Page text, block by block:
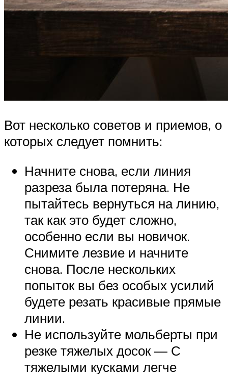
Вот несколько советов и приемов, о
которых следует помнить:
Начните снова, если линия
разреза была потеряна. Не
пытайтесь вернуться на линию,
так как это будет сложно,
особенно если вы новичок.
Снимите лезвие и начните
снова. После нескольких
попыток вы без особых усилий
будете резать красивые прямые
линии.
Не используйте мольберты при
резке тяжелых досок — С
тяжелыми кусками легче